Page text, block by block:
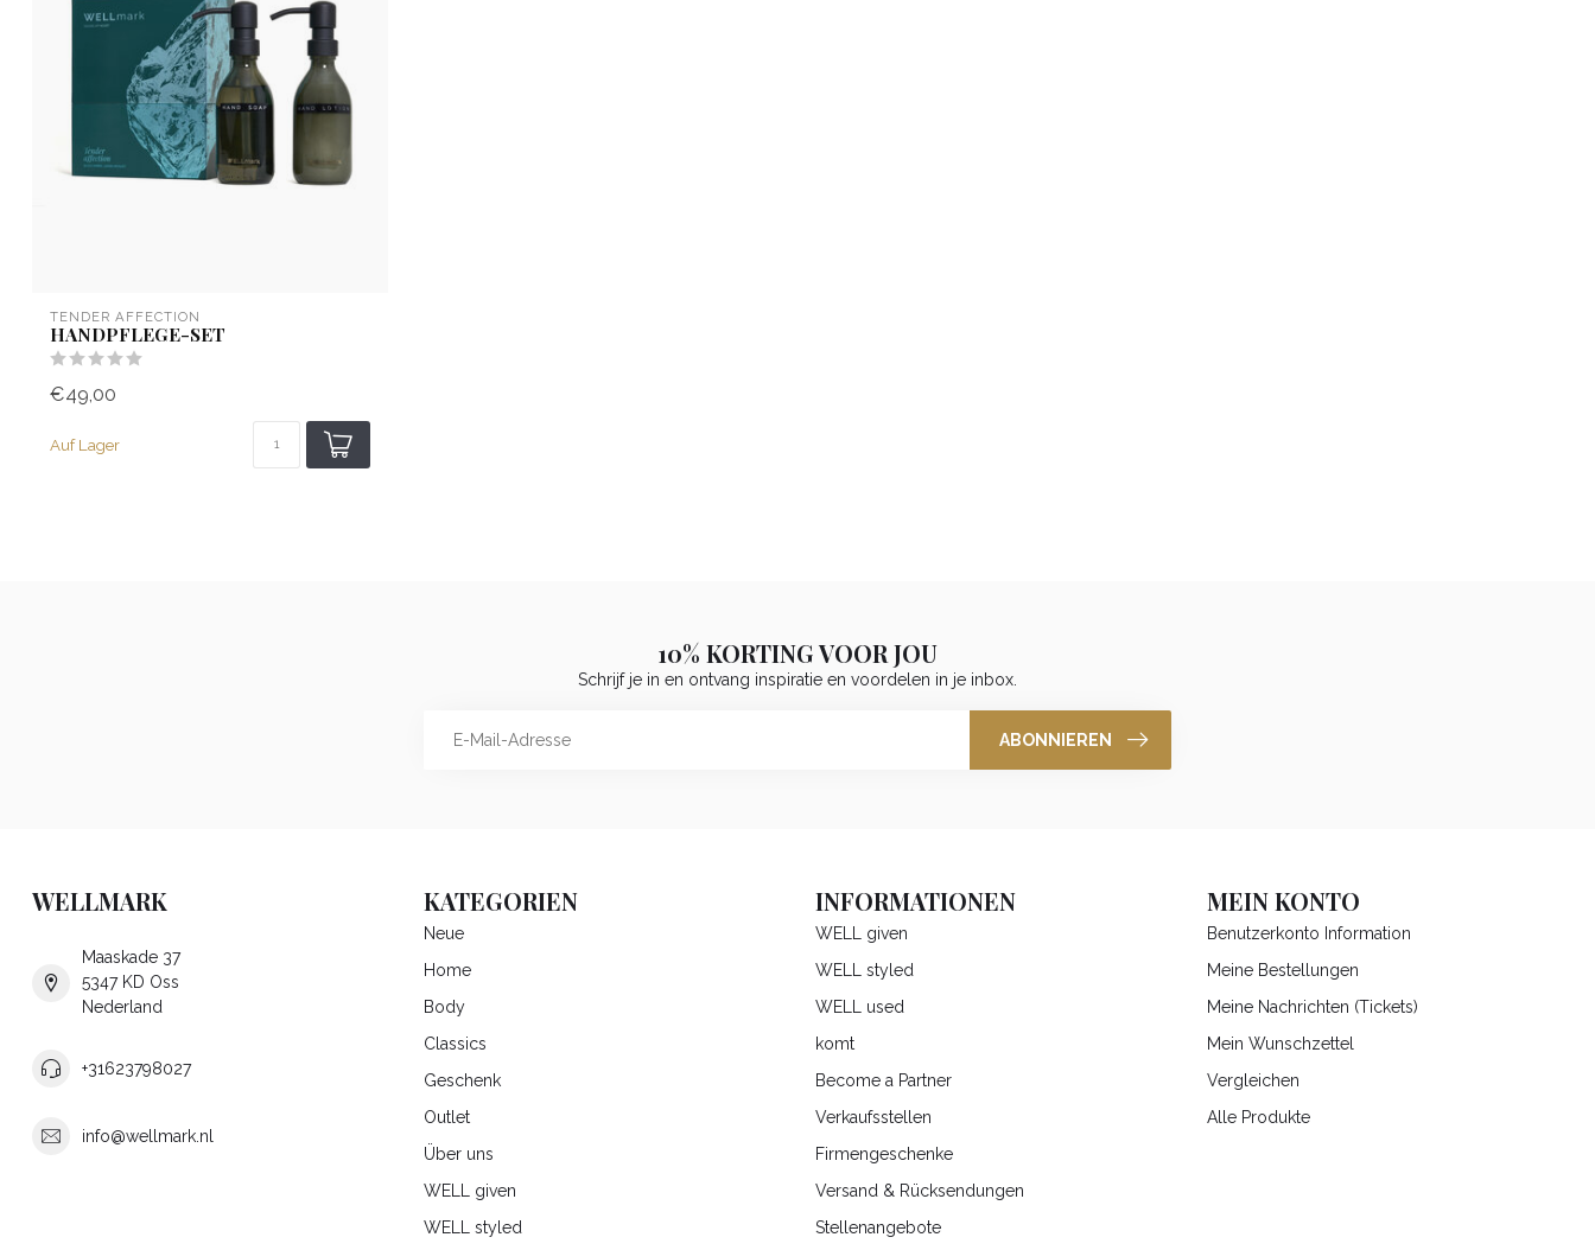
TENDER AFFECTION
HANDPFLEGE-SET
€49,00
Auf Lager
10% KORTING VOOR JOU
Schrijf je in en ontvang inspiratie en voordelen in je inbox.
ABONNIEREN
WELLMARK
Maaskade 37
5347 KD Oss
Nederland
+31623798027
info@wellmark.nl
KATEGORIEN
Neue
Home
Body
Classics
Geschenk
Outlet
Über uns
WELL given
WELL styled
INFORMATIONEN
WELL given
WELL styled
WELL used
komt
Become a Partner
Verkaufsstellen
Firmengeschenke
Versand & Rücksendungen
Stellenangebote
MEIN KONTO
Benutzerkonto Information
Meine Bestellungen
Meine Nachrichten (Tickets)
Mein Wunschzettel
Vergleichen
Alle Produkte